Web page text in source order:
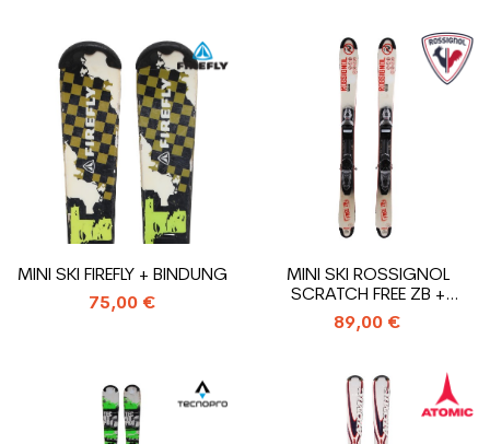
MINI SKI FIREFLY + BINDUNG
75,00 €
MINI SKI ROSSIGNOL
SCRATCH FREE ZB +
BINDUNG
89,00 €